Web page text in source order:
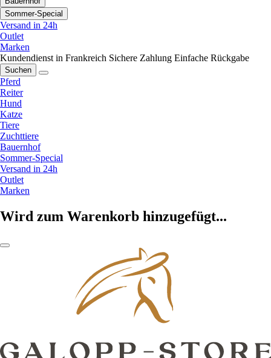
Sommer-Special
Versand in 24h
Outlet
Marken
Kundendienst in Frankreich Sichere Zahlung Einfache Rückgabe
Suchen
Pferd
Reiter
Hund
Katze
Tiere
Zuchttiere
Bauernhof
Sommer-Special
Versand in 24h
Outlet
Marken
Wird zum Warenkorb hinzugefügt...